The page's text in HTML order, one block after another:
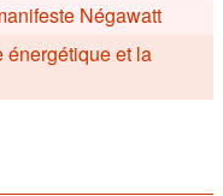
Négawatt
énergétique et la